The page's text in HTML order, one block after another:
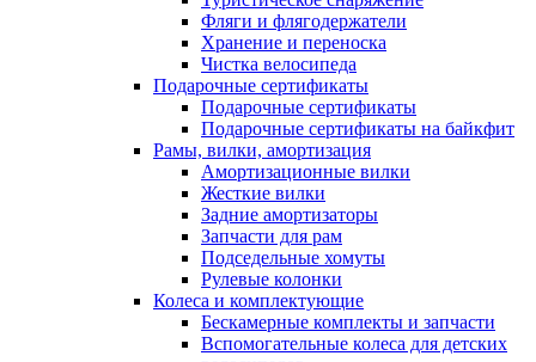
Фляги и флягодержатели
Хранение и переноска
Чистка велосипеда
Подарочные сертификаты
Подарочные сертификаты
Подарочные сертификаты на байкфит
Рамы, вилки, амортизация
Амортизационные вилки
Жесткие вилки
Задние амортизаторы
Запчасти для рам
Подседельные хомуты
Рулевые колонки
Колеса и комплектующие
Бескамерные комплекты и запчасти
Вспомогательные колеса для детских